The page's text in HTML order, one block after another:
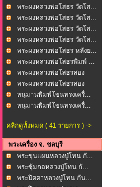
พระผงหลวงพ่อโสธร วัดโส...
พระผงหลวงพ่อโสธร วัดโส...
พระผงหลวงพ่อโสธร วัดโส...
พระผงหลวงพ่อโสธร วัดโส...
พระผงหลวงพ่อโสธร หลังย...
พระผงหลวงพ่อโสธรพิมพ์ ...
พระผงหลวงพ่อโสธรสอง
หน้...พระผงหลวงพ่อโสธรสอง
หน้...หนุมานพิมพ์โขนทรงเครื่...
หนุมานพิมพ์โขนทรงเครื่...
คลิกดูทั้งหมด ( 41 รายการ ) ->
พระเครื่อง จ. ชลบุรี
พระขุนแผนหลวงปู่โทน กั...
พระซุ้มกอหลวงปู่โทน กั...
พระปิดตาหลวงปู่โทน กัน...